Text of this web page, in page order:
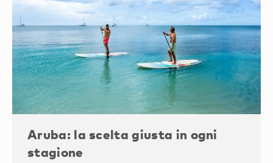
Aruba: la scelta giusta in ogni
stagione